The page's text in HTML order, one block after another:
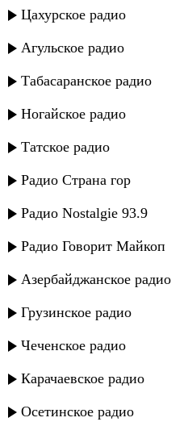
Цахурское радио
Агульское радио
Табасаранское радио
Ногайское радио
Татское радио
Радио Страна гор
Радио Nostalgie 93.9
Радио Говорит Майкоп
Азербайджанское радио
Грузинское радио
Чеченское радио
Карачаевское радио
Осетинское радио